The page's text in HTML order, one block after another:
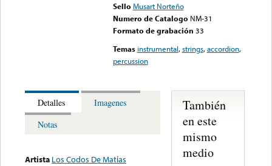
Sello Musart Norteño
Numero de Catalogo NM-31
Formato de grabación 33
Temas instrumental,strings,accordion,
percussion
Detalles
Imagenes
Notas
Artista Los Codos De Matias
También
en este
mismo
medio